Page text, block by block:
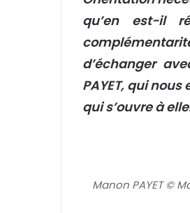
r
e
a
i
qu’en est-il
d’échanger
PAYET, qui
qui s’ouvre à
Manon PAYET ©